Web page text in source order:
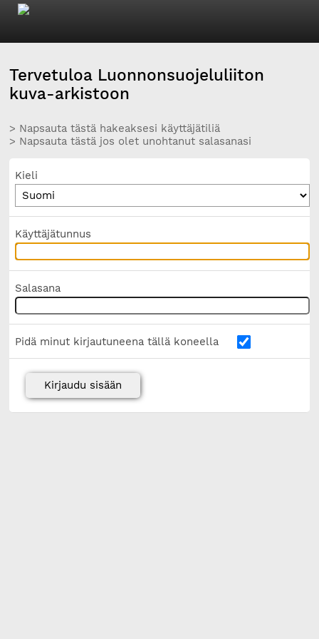
Tervetuloa Luonnonsuojeluliiton
kuva-arkistoon
> Napsauta tästä hakeaksesi käyttäjätiliä
> Napsauta tästä jos olet unohtanut salasanasi
Kieli
Käyttäjätunnus
Salasana
Pidä minut kirjautuneena tällä koneella